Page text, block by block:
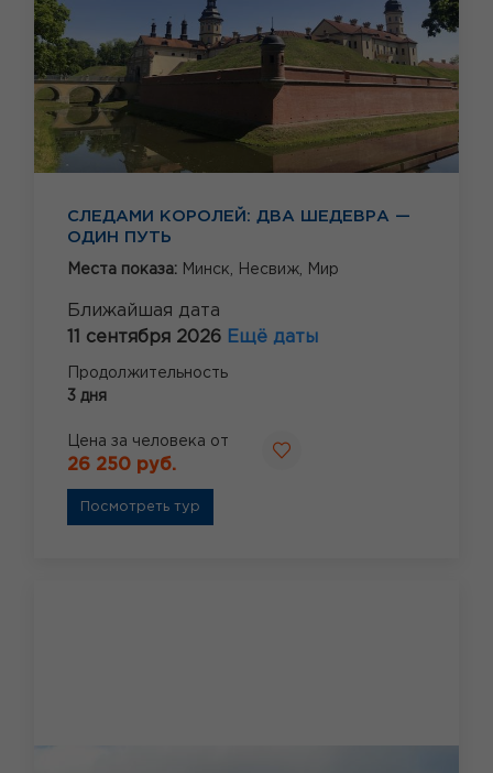
СЛЕДАМИ КОРОЛЕЙ: ДВА ШЕДЕВРА —
ОДИН ПУТЬ
Места показа: Минск, Несвиж, Мир
Ближайшая дата
11 сентября 2026 Ещё даты
Продолжительность
3 дня
Цена за человека от
26 250 руб.
Посмотреть тур